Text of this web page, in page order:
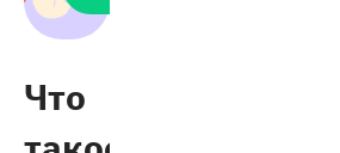
Что